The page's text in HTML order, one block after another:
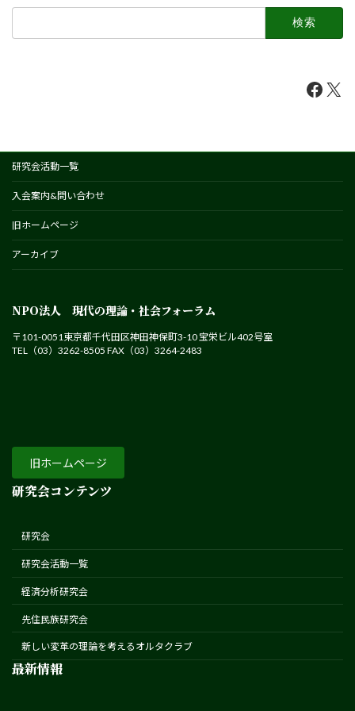
X
研究会活動一覧
入会案内&問い合わせ
旧ホームページ
アーカイブ
NPO法人 現代の理論・社会フォーラム
〒101-0051東京都千代田区神田神保町3-10 宝栄ビル402号室
TEL（03）3262-8505 FAX（03）3264-2483
旧ホームページ
研究会コンテンツ
研究会
研究会活動一覧
経済分析研究会
先住民族研究会
新しい変革の理論を考えるオルタクラブ
最新情報